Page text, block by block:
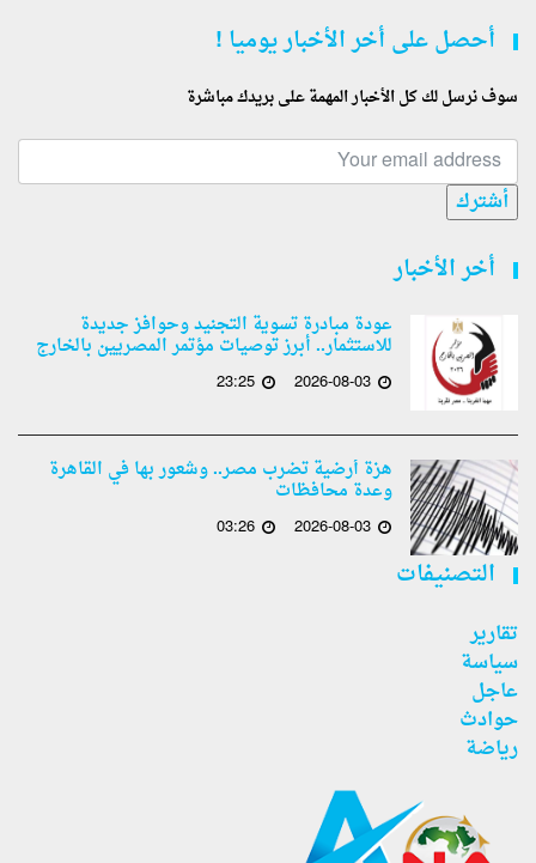
أحصل على أخر الأخبار يوميا !
سوف نرسل لك كل الأخبار المهمة على بريدك مباشرة
أشترك
أخر الأخبار
عودة مبادرة تسوية التجنيد وحوافز جديدة
للاستثمار.. أبرز توصيات مؤتمر المصريين بالخارج
2026-08-03
23:25
هزة أرضية تضرب مصر.. وشعور بها في القاهرة
وعدة محافظات
2026-08-03
03:26
التصنيفات
تقارير
سياسة
عاجل
حوادث
رياضة